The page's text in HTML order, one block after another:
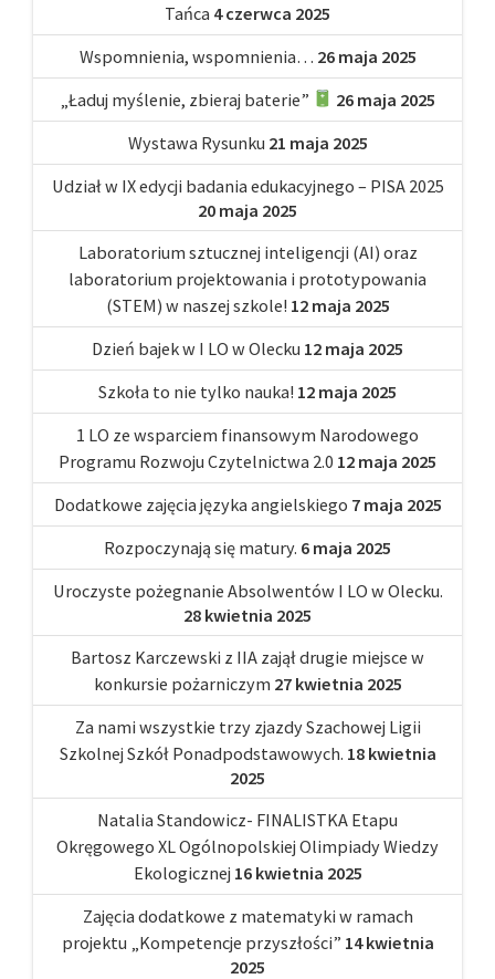
Tańca 4 czerwca 2025
Wspomnienia, wspomnienia… 26 maja 2025
„Ładuj myślenie, zbieraj baterie”
26 maja 2025
Wystawa Rysunku 21 maja 2025
Udział w IX edycji badania edukacyjnego – PISA 2025
20 maja 2025
Laboratorium sztucznej inteligencji (AI) oraz
laboratorium projektowania i prototypowania
(STEM) w naszej szkole! 12 maja 2025
Dzień bajek w I LO w Olecku 12 maja 2025
Szkoła to nie tylko nauka! 12 maja 2025
1 LO ze wsparciem finansowym Narodowego
Programu Rozwoju Czytelnictwa 2.0 12 maja 2025
Dodatkowe zajęcia języka angielskiego 7 maja 2025
Rozpoczynają się matury. 6 maja 2025
Uroczyste pożegnanie Absolwentów I LO w Olecku.
28 kwietnia 2025
Bartosz Karczewski z IIA zajął drugie miejsce w
konkursie pożarniczym 27 kwietnia 2025
Za nami wszystkie trzy zjazdy Szachowej Ligii
Szkolnej Szkół Ponadpodstawowych. 18 kwietnia
2025
Natalia Standowicz- FINALISTKA Etapu
Okręgowego XL Ogólnopolskiej Olimpiady Wiedzy
Ekologicznej 16 kwietnia 2025
Zajęcia dodatkowe z matematyki w ramach
projektu „Kompetencje przyszłości” 14 kwietnia
2025